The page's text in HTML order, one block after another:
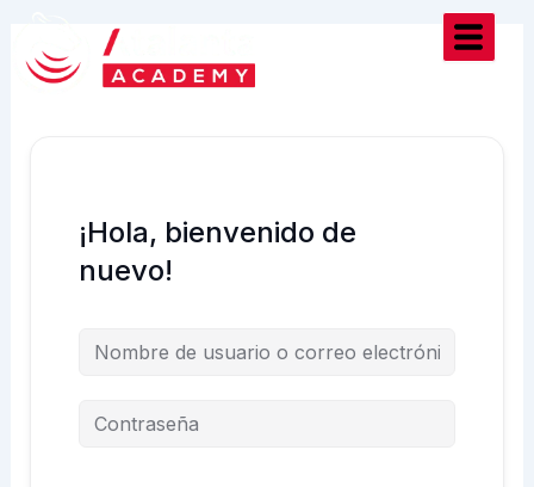
contenido
¡Hola, bienvenido de
nuevo!